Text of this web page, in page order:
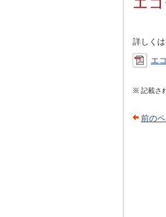
詳しく
エ
記載さ
前の